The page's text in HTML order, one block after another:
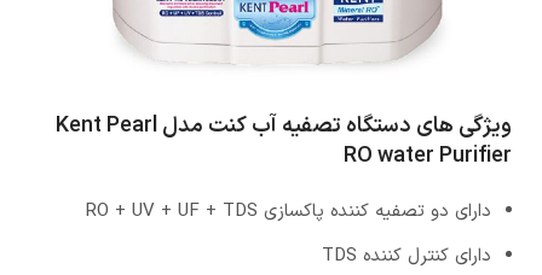
ویژگی های دستگاه تصفیه آب کنت مدل Kent Pearl
RO water Purifier
دارای دو تصفیه کننده پاکسازی RO + UV + UF + TDS
دارای کنترل کننده TDS